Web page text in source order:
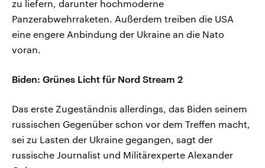
zu liefern, darunter hochmoderne
Panzerabwehrraketen. Außerdem treiben die USA
eine engere Anbindung der Ukraine an die Nato
voran.
Biden: Grünes Licht für Nord Stream 2
Das erste Zugeständnis allerdings, das Biden seinem
russischen Gegenüber schon vor dem Treffen macht,
sei zu Lasten der Ukraine gegangen, sagt der
russische Journalist und Militärexperte Alexander